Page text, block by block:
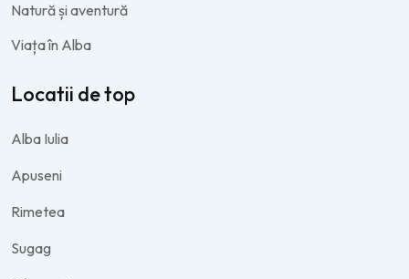
Natură și aventură
Viața în Alba
Locatii de top
Alba Iulia
Apuseni
Rimetea
Sugag